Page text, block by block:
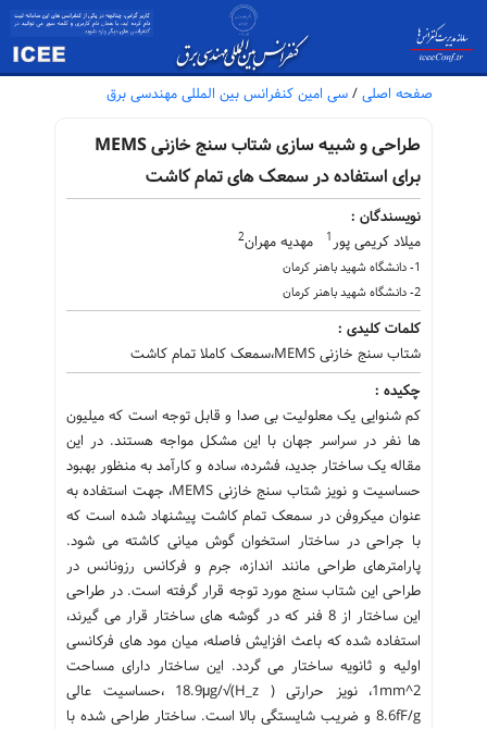
صفحه اصلی / سی امین کنفرانس بین المللی مهندسی برق
طراحی و شبیه سازی شتاب سنج خازنی MEMS
برای استفاده در سمعک های تمام کاشت
نویسندگان :
میلاد کریمی پور 1 مهدیه مهران2
1- دانشگاه شهید باهنر کرمان
2- دانشگاه شهید باهنر کرمان
کلمات کلیدی :
شتاب سنج خازنی MEMS،سمعک کاملا تمام کاشت
چکیده :
کم شنوایی یک معلولیت بی صدا و قابل توجه است که میلیون
ها نفر در سراسر جهان با این مشکل مواجه هستند. در این
مقاله یک ساختار جدید، فشرده، ساده و کارآمد به منظور بهبود
حساسیت و نویز شتاب سنج خازنی MEMS، جهت استفاده به
عنوان میکروفن در سمعک تمام کاشت پیشنهاد شده است که
با جراحی در ساختار استخوان گوش میانی کاشته می شود.
پارامترهای طراحی مانند اندازه، جرم و فرکانس رزونانس در
طراحی این شتاب سنج مورد توجه قرار گرفته است. در طراحی
این ساختار از 8 فنر که در گوشه های ساختار قرار می گیرند،
استفاده شده که باعث افزایش فاصله، میان مود های فرکانسی
اولیه و ثانویه ساختار می گردد. این ساختار دارای مساحت
1mm^2، نویز حرارتی 18.9μg/√(H_z ) ،حساسیت عالی
8.6fF/g و ضریب شایستگی بالا است. ساختار طراحی شده با